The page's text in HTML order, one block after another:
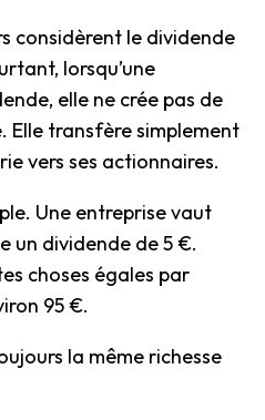
considèrent le dividende
lorsqu’une
elle ne crée pas de
Elle transfère simplement
vers ses actionnaires.
Une entreprise vaut
un dividende de 5 €.
choses égales par
95 €.
la même richesse